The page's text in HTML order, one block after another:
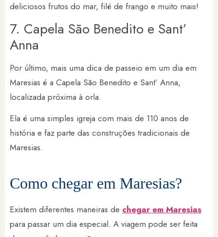
deliciosos frutos do mar, filé de frango e muito mais!
7. Capela São Benedito e Sant’
Anna
Por último, mais uma dica de passeio em um dia em
Maresias é a Capela São Benedito e Sant’ Anna,
localizada próxima à orla.
Ela é uma simples igreja com mais de 110 anos de
história e faz parte das construções tradicionais de
Maresias.
Como chegar em Maresias?
Existem diferentes maneiras de chegar em Maresias
para passar um dia especial. A viagem pode ser feita